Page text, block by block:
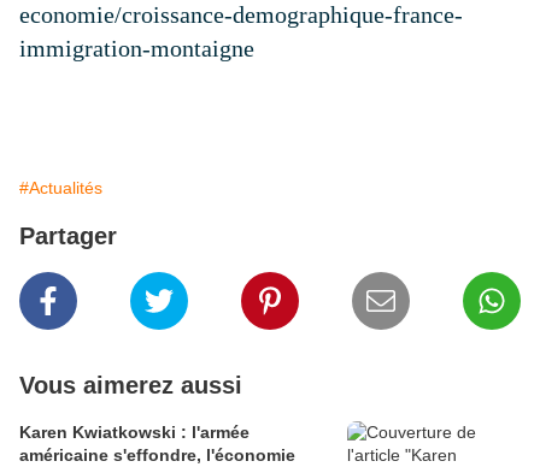
economie/croissance-demographique-france-
immigration-montaigne
#Actualités
Partager
Vous aimerez aussi
Karen Kwiatkowski : l'armée
américaine s'effondre, l'économie